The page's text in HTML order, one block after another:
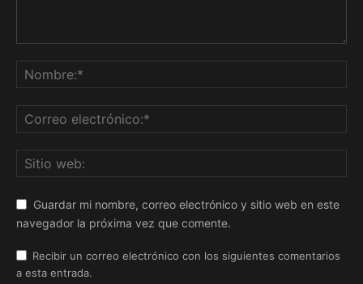
Guardar mi nombre, correo electrónico y sitio web en este
navegador la próxima vez que comente.
Recibir un correo electrónico con los siguientes comentarios
a esta entrada.